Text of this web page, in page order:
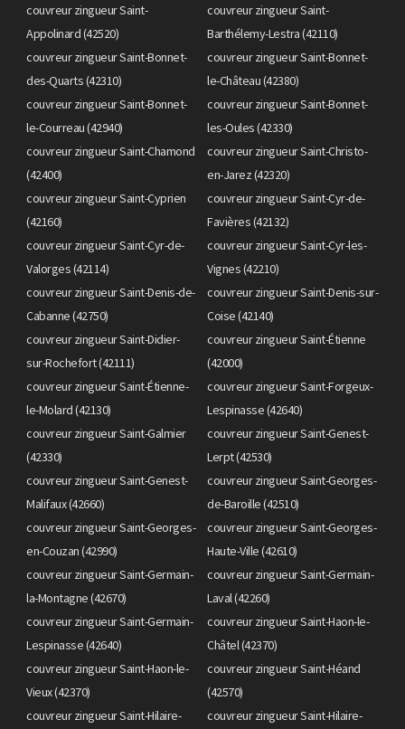
couvreur zingueur Saint-
Appolinard (42520)
couvreur zingueur Saint-
Barthélemy-Lestra (42110)
couvreur zingueur Saint-Bonnet-
des-Quarts (42310)
couvreur zingueur Saint-Bonnet-
le-Château (42380)
couvreur zingueur Saint-Bonnet-
le-Courreau (42940)
couvreur zingueur Saint-Bonnet-
les-Oules (42330)
couvreur zingueur Saint-Chamond
(42400)
couvreur zingueur Saint-Christo-
en-Jarez (42320)
couvreur zingueur Saint-Cyprien
(42160)
couvreur zingueur Saint-Cyr-de-
Favières (42132)
couvreur zingueur Saint-Cyr-de-
Valorges (42114)
couvreur zingueur Saint-Cyr-les-
Vignes (42210)
couvreur zingueur Saint-Denis-de-
Cabanne (42750)
couvreur zingueur Saint-Denis-sur-
Coise (42140)
couvreur zingueur Saint-Didier-
sur-Rochefort (42111)
couvreur zingueur Saint-Étienne
(42000)
couvreur zingueur Saint-Étienne-
le-Molard (42130)
couvreur zingueur Saint-Forgeux-
Lespinasse (42640)
couvreur zingueur Saint-Galmier
(42330)
couvreur zingueur Saint-Genest-
Lerpt (42530)
couvreur zingueur Saint-Genest-
Malifaux (42660)
couvreur zingueur Saint-Georges-
de-Baroille (42510)
couvreur zingueur Saint-Georges-
en-Couzan (42990)
couvreur zingueur Saint-Georges-
Haute-Ville (42610)
couvreur zingueur Saint-Germain-
la-Montagne (42670)
couvreur zingueur Saint-Germain-
Laval (42260)
couvreur zingueur Saint-Germain-
Lespinasse (42640)
couvreur zingueur Saint-Haon-le-
Châtel (42370)
couvreur zingueur Saint-Haon-le-
Vieux (42370)
couvreur zingueur Saint-Héand
(42570)
couvreur zingueur Saint-Hilaire-
couvreur zingueur Saint-Hilaire-